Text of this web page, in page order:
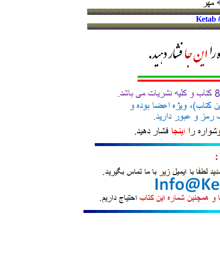
Ketab